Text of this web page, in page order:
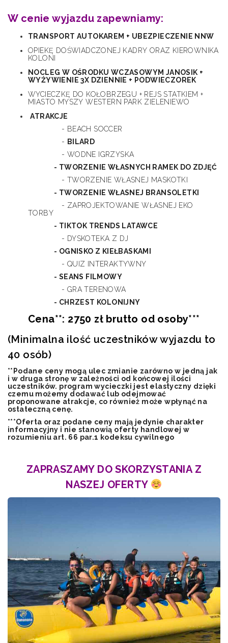
W cenie wyjazdu zapewniamy:
TRANSPORT AUTOKAREM + UBEZPIECZENIE NNW
OPIEKĘ DOŚWIADCZONEJ KADRY ORAZ KIEROWNIKA
KOLONI
NOCLEG W OŚRODKU WCZASOWYM JANOSIK +
WYŻYWIENIE 3X DZIENNIE + PODWIECZOREK
WYCIECZKĘ DO KOŁOBRZEGU + REJS STATKIEM +
MIASTO MYSZY WESTERN PARK ZIELENIEWO
ATRAKCJE
- BEACH SOCCER
- BILARD
- WODNE IGRZYSKA
- TWORZENIE WŁASNYCH RAMEK DO ZDJĘĆ
- TWORZENIE WŁASNEJ MASKOTKI
- TWORZENIE WŁASNEJ BRANSOLETKI
- ZAPROJEKTOWANIE WŁASNEJ EKO
TORBY
- TIKTOK TRENDS LATAWCE
- DYSKOTEKA Z DJ
- OGNISKO Z KIEŁBASKAMI
- QUIZ INTERAKTYWNY
- SEANS FILMOWY
- GRA TERENOWA
- CHRZEST KOLONIJNY
Cena**: 2750 zł brutto od osoby***
(Minimalna ilość uczestników wyjazdu to
40 osób)
**Podane ceny mogą ulec zmianie zarówno w jedną jak
i w druga stronę w zależności od końcowej ilości
uczestników. program wycieczki jest elastyczny dzięki
czemu możemy dodawać lub odejmować
proponowane atrakcje, co również może wpłynąć na
ostateczną cenę.
***Oferta oraz podane ceny mają jedynie charakter
informacyjny i nie stanowią oferty handlowej w
rozumieniu art. 66 par.1 kodeksu cywilnego
ZAPRASZAMY DO SKORZYSTANIA Z
NASZEJ OFERTY